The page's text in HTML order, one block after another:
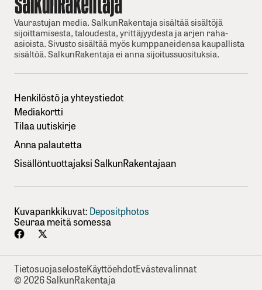
Vaurastujan media. SalkunRakentaja sisältää sisältöjä
sijoittamisesta, taloudesta, yrittäjyydesta ja arjen raha-
asioista. Sivusto sisältää myös kumppaneidensa kaupallista
sisältöä. SalkunRakentaja ei anna sijoitussuosituksia.
Henkilöstö ja yhteystiedot
Mediakortti
Tilaa uutiskirje
Anna palautetta
Sisällöntuottajaksi SalkunRakentajaan
Kuvapankkikuvat: Depositphotos
Seuraa meitä somessa
TietosuojaselosteKäyttöehdotEvästevalinnat
© 2026 SalkunRakentaja